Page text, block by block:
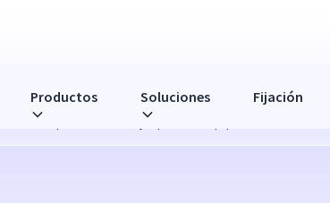
Productos Soluciones Fijación
9 a 5: qué funciona mejor para los equipos híbridos